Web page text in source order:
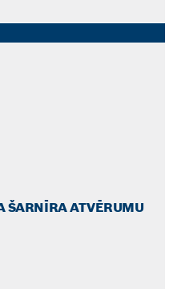
ŠARNĪRA ATVĒRUMU